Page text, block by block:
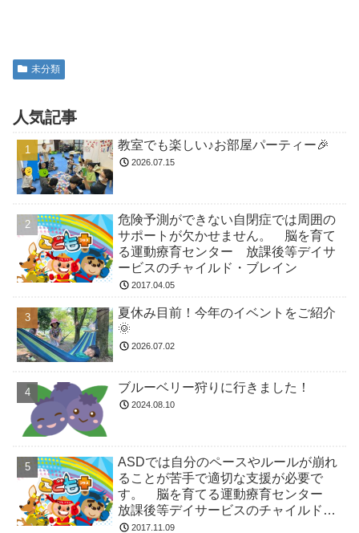
未分類
人気記事
教室でも楽しい♪お部屋パーティー🎉
2026.07.15
危険予測ができない自閉症では周囲の
サポートが欠かせません。 脳を育て
る運動療育センター 放課後等デイサ
ービスのチャイルド・ブレイン
2017.04.05
夏休み目前！今年のイベントをご紹介
🌞
2026.07.02
ブルーベリー狩りに行きました！
2024.08.10
ASDでは自分のペースやルールが崩れ
ることが苦手で適切な支援が必要で
す。 脳を育てる運動療育センター
放課後等デイサービスのチャイルド・
ブレイン
2017.11.09